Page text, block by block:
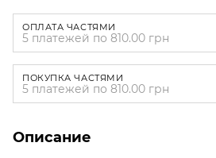
ОПЛАТА ЧАСТЯМИ
5 платежей по 810.00 грн
ПОКУПКА ЧАСТЯМИ
5 платежей по 810.00 грн
Описание